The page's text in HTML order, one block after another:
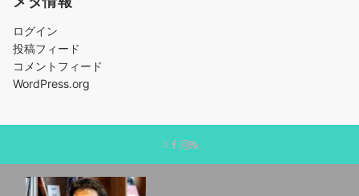
ログイン
投稿フィード
コメントフィード
WordPress.org